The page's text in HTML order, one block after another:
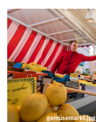
gemüsemarkt.jpg